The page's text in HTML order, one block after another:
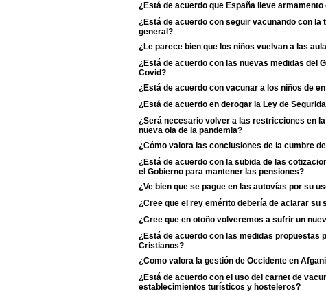
¿Está de acuerdo que España lleve
¿Está de acuerdo con seguir vacunando con la
general?
¿Le parece bien que los niños vuelvan a las
¿Está de acuerdo con las nuevas medidas del
Covid?
¿Está de acuerdo con vacunar a los niños de
¿Está de acuerdo en derogar la Ley de
¿Será necesario volver a las restricciones en
nueva ola de la pandemia?
¿Cómo valora las conclusiones de la cumbre
¿Está de acuerdo con la subida de las
el Gobierno para mantener las pensiones?
¿Ve bien que se pague en las autovías por su
¿Cree que el rey emérito debería de aclarar su
¿Cree que en otoño volveremos a sufrir un
¿Está de acuerdo con las medidas propuestas
Cristianos?
¿Como valora la gestión de Occidente en
¿Está de acuerdo con el uso del carnet de
establecimientos turísticos y hosteleros?